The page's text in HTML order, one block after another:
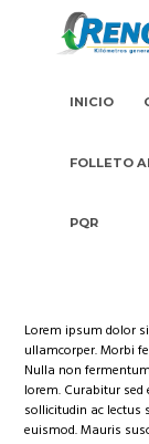
INICIO
FOLLETO
PQR
Lorem ipsum dolor
ullamcorper. Morbi
Nulla non
lorem. Curabitur
sollicitudin ac lectus
euismod. Mauris